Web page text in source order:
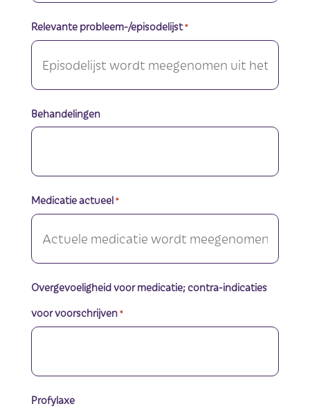
Relevante probleem-/episodelijst *
Behandelingen
Medicatie actueel *
Overgevoeligheid voor medicatie; contra-indicaties
voor voorschrijven *
Profylaxe